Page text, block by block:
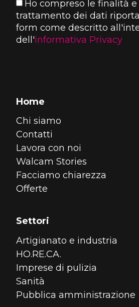
Ho compreso le finalità
trattamento dei dati
form come descritto
dell'informativa Privacy
Home
Chi siamo
Contatti
Lavora con noi
Walcam Stories
Facciamo chiarezza
Offerte
Settori
Artigianato e industria
HO.RE.CA.
Imprese di pulizia
Sanità
Pubblica amministrazione